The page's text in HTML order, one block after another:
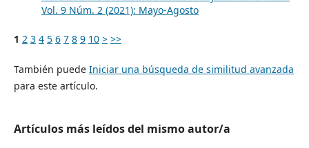
Vol. 9 Núm. 2 (2021): Mayo-Agosto
1 2 3 4 5 6 7 8 9 10 > >>
También puede Iniciar una búsqueda de similitud avanzada
para este artículo.
Artículos más leídos del mismo autor/a